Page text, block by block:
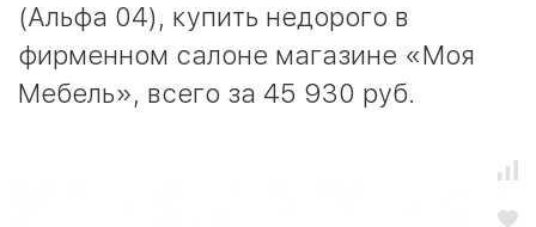
(Альфа 04), купить недорого в
фирменном салоне магазине «Моя
Мебель», всего за 45 930 руб.